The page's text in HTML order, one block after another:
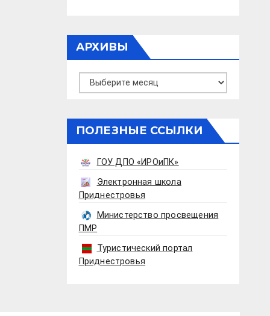
АРХИВЫ
Архивы
ПОЛЕЗНЫЕ ССЫЛКИ
ГОУ ДПО «ИРОиПК»
Электронная школа
Приднестровья
Министерство просвещения
ПМР
Туристический портал
Приднестровья